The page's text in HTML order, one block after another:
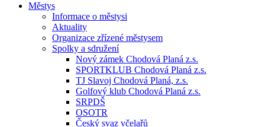
Městys
Informace o městysi
Aktuality
Organizace zřízené městysem
Spolky a sdružení
Nový zámek Chodová Planá z.s.
SPORTKLUB Chodová Planá z.s.
TJ Slavoj Chodová Planá, z.s.
Golfový klub Chodová Planá z.s.
SRPDŠ
OSOTR
Český svaz včelařů